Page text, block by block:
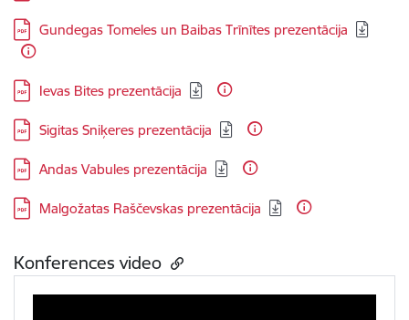
Lejupielādēt:
Gundegas Tomeles un Baibas Trīnītes prezentācija
Lejupielādēt:
Ievas Bites prezentācija
Lejupielādēt:
Sigitas Sniķeres prezentācija
Lejupielādēt:
Andas Vabules prezentācija
Lejupielādēt:
Malgožatas Raščevskas prezentācija
Konferences video